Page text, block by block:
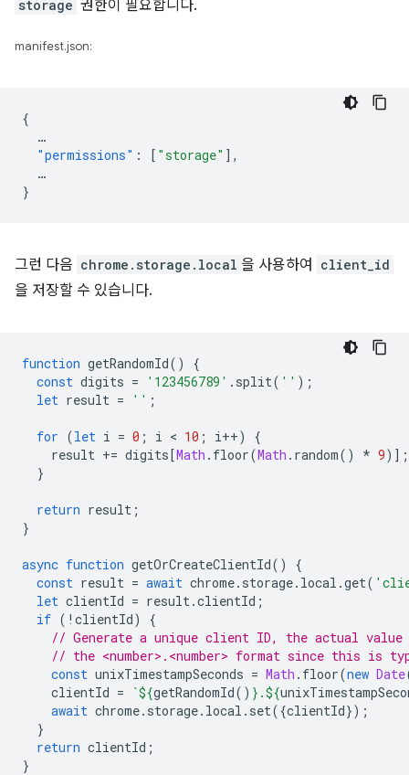
storage 권한이 필요합니다.
manifest.json:
{
…
"permissions" : [ "storage" ],
…
}
그런 다음 chrome.storage.local 을 사용하여 client_id
을 저장할 수 있습니다.
function getRandomId()
{
const digits = '123456789' . split( '' );
let result = '' ;
for (let i = 0 ; i < 10 ; i++)
{
result += digits[Math . floor(Math . random() * 9)];
}
return result ;
}
async function getOrCreateClientId()
{
const result = await chrome. storage. local .get(
let clientId = result.clientId ;
if ( ! clientId)
{
// Generate a unique client ID, the actual value
// the <number>.<number> format since this is
const unixTimestampSeconds = Math . floor(new Date
clientId = `${getRandomId() } .${
await chrome. storage. local . set({clientId});
}
return clientId ;
}